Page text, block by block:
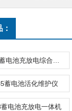
蓄电池活化维护仪
电池充放电一体机